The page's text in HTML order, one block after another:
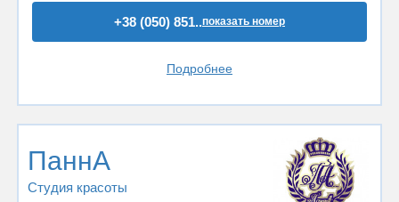
+38 (050) 851..показать номер
Подробнее
ПаннА
Студия красоты